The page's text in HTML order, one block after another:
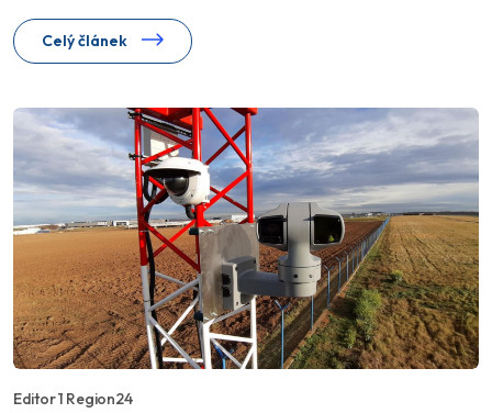
Celý článek
Editor 1 Region24